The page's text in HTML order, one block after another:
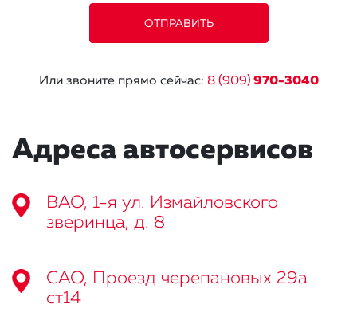
Или звоните прямо сейчас: 8 (909) 970-3040
Адреса автосервисов
ВАО, 1-я ул. Измайловского
зверинца, д. 8
САО, Проезд черепановых 29а
ст14